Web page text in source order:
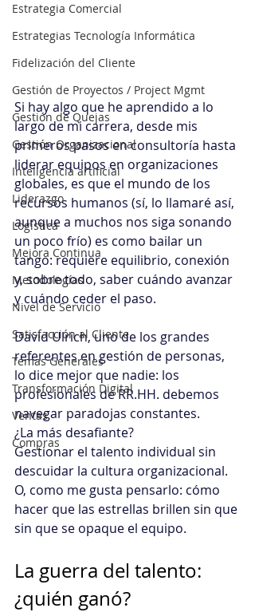
Estrategia Comercial
Estrategias Tecnología Informática
Fidelización del Cliente
Gestión de Proyectos / Project Mgmt
Gestión de Quejas
Gestión Organizacional
Inteligencia artificial
Liderazgo
Logística
Mejora Continua
Metodologías
Nivel de Servicio
Satisfacción al Cliente
Temas Generales
Transformación Digital
Ventas
Compras
Si hay algo que he aprendido a lo
largo de mi carrera, desde mis
primeros pasos en consultoría hasta
liderar equipos en organizaciones
globales, es que el mundo de los
recursos humanos (sí, lo llamaré así,
aunque a muchos nos siga sonando
un poco frío) es como bailar un
tango: requiere equilibrio, conexión
y, sobre todo, saber cuándo avanzar
y cuándo ceder el paso.
David Ulrich, uno de los grandes
referentes en gestión de personas,
lo dice mejor que nadie: los
profesionales de RR.HH. debemos
navegar paradojas constantes.
¿La más desafiante?
Gestionar el talento individual sin
descuidar la cultura organizacional.
O, como me gusta pensarlo: cómo
hacer que las estrellas brillen sin que
sin que se opaque el equipo.
La guerra del talento:
¿quién ganó?